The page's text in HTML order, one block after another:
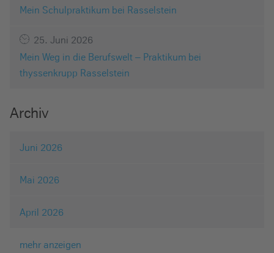
Mein Schulpraktikum bei Rasselstein
25. Juni 2026
Mein Weg in die Berufswelt – Praktikum bei
thyssenkrupp Rasselstein
Archiv
Juni 2026
Mai 2026
April 2026
mehr anzeigen